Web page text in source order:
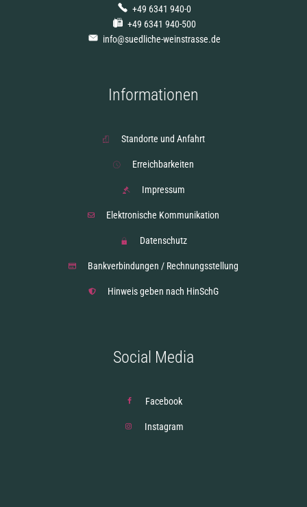
+49 6341 940-0
+49 6341 940-500
info@suedliche-weinstrasse.de
Informationen
Standorte und Anfahrt
Erreichbarkeiten
Impressum
Elektronische Kommunikation
Datenschutz
Bankverbindungen / Rechnungsstellung
Hinweis geben nach HinSchG
Social Media
Facebook
Instagram